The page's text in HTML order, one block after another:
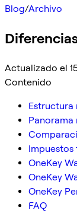
Blog/Archivo
Actualizado el
Contenido
Estructura
Impuestos
OneKey
OneKey
OneKey
FAQ